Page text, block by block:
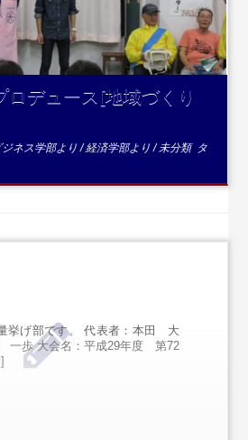
ロデュース[地域づくり
ジネス学部より/経済学部より/未分類 タ
挙げ部です。 代表者：本田 大
一歩 大会名：平成29年度 第72
]